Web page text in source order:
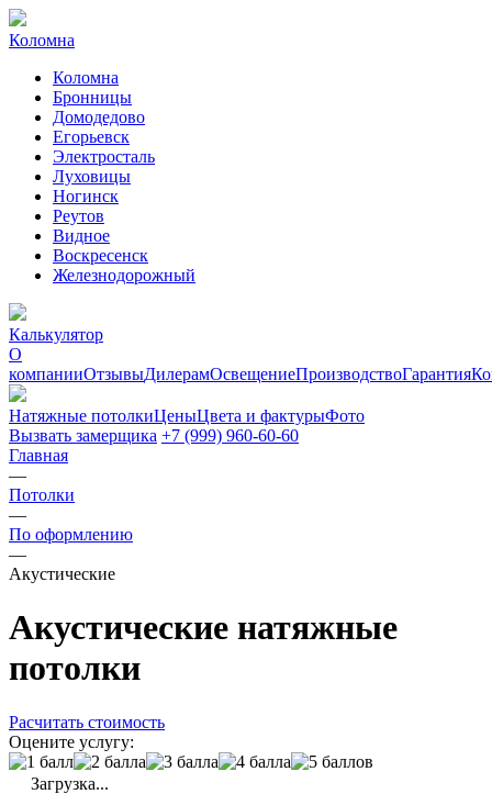
Коломна
Коломна
Бронницы
Домодедово
Егорьевск
Электросталь
Луховицы
Ногинск
Реутов
Видное
Воскресенск
Железнодорожный
Калькулятор
О
компанииОтзывыДилерамОсвещениеПроизводствоГарантия
Натяжные потолкиЦеныЦвета и фактурыФото
Вызвать замерщика +7 (999) 960-60-60
Главная
—
Потолки
—
По оформлению
—
Акустические
Акустические натяжные
потолки
Расчитать стоимость
Оцените услугу:
Загрузка...